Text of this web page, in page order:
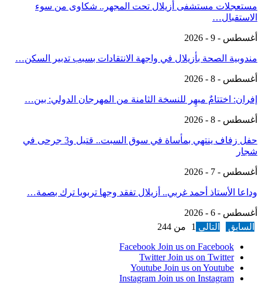
مستعجلات مستشفى أزيلال تحت المجهر.. شكاوى من سوء
الاستقبال…
أغسطس - 9 - 2026
مندوبية الصحة بأزيلال في واجهة الانتقادات بسبب تدبير السكن…
أغسطس - 8 - 2026
إفران: اختتامٌ مبهِر للنسخة الثامنة من المهرجان الدولي: بين…
أغسطس - 8 - 2026
حفل زفاف ينتهي بمأساة في سوق السبت.. قتيل و3 جرحى في
شجار
أغسطس - 7 - 2026
وداعا الأستاذ أحمد غربي.. أزيلال تفقد وجها تربويا ترك بصمة…
أغسطس - 6 - 2026
السابق
التالي 1 من 244
Facebook Join us on Facebook
Twitter Join us on Twitter
Youtube Join us on Youtube
Instagram Join us on Instagram